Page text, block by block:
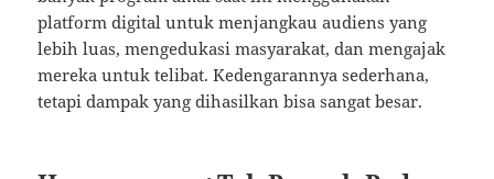
platform digital untuk menjangkau audiens yang
lebih luas, mengedukasi masyarakat, dan mengajak
mereka untuk telibat. Kedengarannya sederhana,
tetapi dampak yang dihasilkan bisa sangat besar.